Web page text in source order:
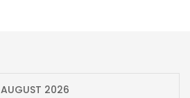
AUGUST 2026